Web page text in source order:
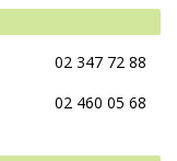
02 347 72 88
02 460 05 68